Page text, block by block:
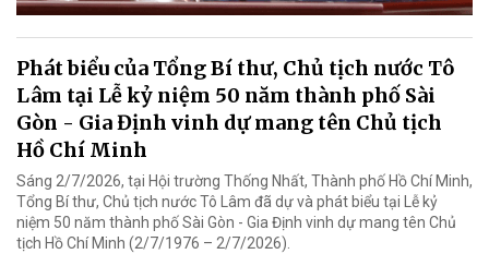
Phát biểu của Tổng Bí thư, Chủ tịch nước Tô
Lâm tại Lễ kỷ niệm 50 năm thành phố Sài
Gòn - Gia Định vinh dự mang tên Chủ tịch
Hồ Chí Minh
Sáng 2/7/2026, tại Hội trường Thống Nhất, Thành phố Hồ Chí Minh,
Tổng Bí thư, Chủ tịch nước Tô Lâm đã dự và phát biểu tại Lễ kỷ
niệm 50 năm thành phố Sài Gòn - Gia Định vinh dự mang tên Chủ
tịch Hồ Chí Minh (2/7/1976 – 2/7/2026).